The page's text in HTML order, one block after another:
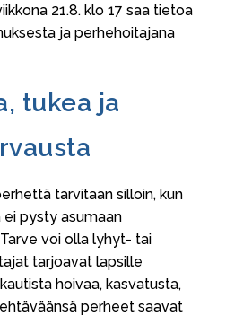
21.8. klo 17 saa tietoa
ja perhehoitajana
tukea ja
tarvitaan silloin, kun
pysty asumaan
voi olla lyhyt- tai
tarjoavat lapsille
hoivaa, kasvatusta,
perheet saavat